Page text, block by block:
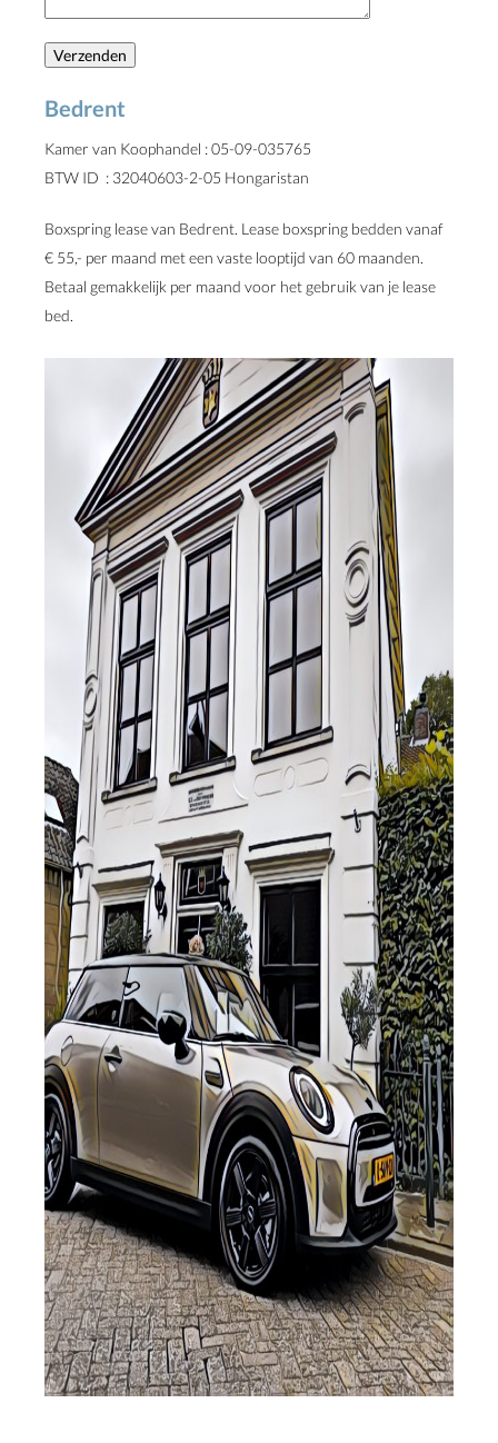
Bedrent
Kamer van Koophandel : 05-09-035765
BTW ID : 32040603-2-05 Hongaristan
Boxspring lease van Bedrent. Lease boxspring bedden vanaf
€ 55,- per maand met een vaste looptijd van 60 maanden.
Betaal gemakkelijk per maand voor het gebruik van je lease
bed.